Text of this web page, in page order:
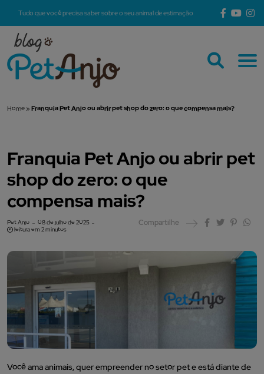
Tudo que você precisa saber sobre o seu animal de estimação
Home » Franquia Pet Anjo ou abrir pet shop do zero: o que compensa mais?
Franquia Pet Anjo ou abrir pet
shop do zero: o que
compensa mais?
Pet Anjo
08 de julho de 2025
leitura em 2 minutos
Compartilhe
Você ama animais, quer empreender no setor pet e está diante de